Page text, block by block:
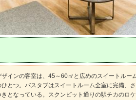
インの客室は、45～60㎡と広めのスイートルー
とつ。バスタブはスイートルーム全室に完備、
となっている。スクンビット通りの駅チカのロ